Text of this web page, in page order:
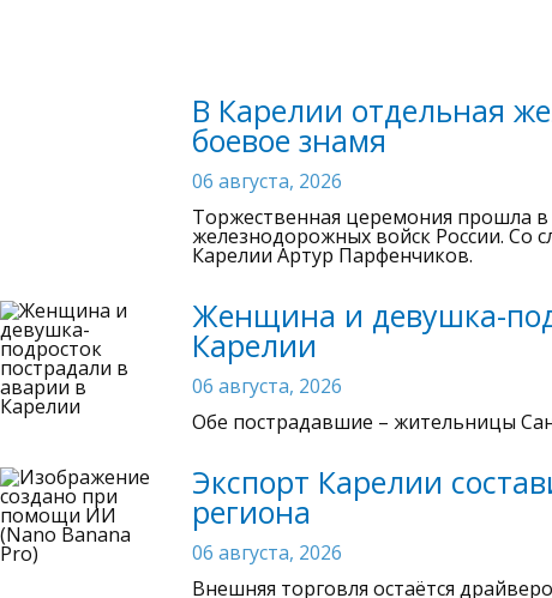
В Карелии отдельная
боевое знамя
06 августа, 2026
Торжественная церемония прошла
железнодорожных войск России. Со
Карелии Артур Парфенчиков.
Женщина и девушка-
Карелии
06 августа, 2026
Обе пострадавшие – жительницы
Экспорт Карелии
региона
06 августа, 2026
Внешняя торговля остаётся